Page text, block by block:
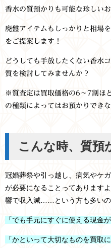
香水の質預かりも可能な珍しい
廃盤アイテムもしっかりと相場
をご提案します！
どうしても手放したくない香水
質を検討してみませんか？
※質査定は買取価格の6～7割ほ
の種類によってはお預かりでき
こんな時、質預
冠婚葬祭や引っ越し、病気やケ
が必要になることってあります
響で収入減……という方も多いの
「でも手元にすぐに使える現金
「かといって大切なものを買取